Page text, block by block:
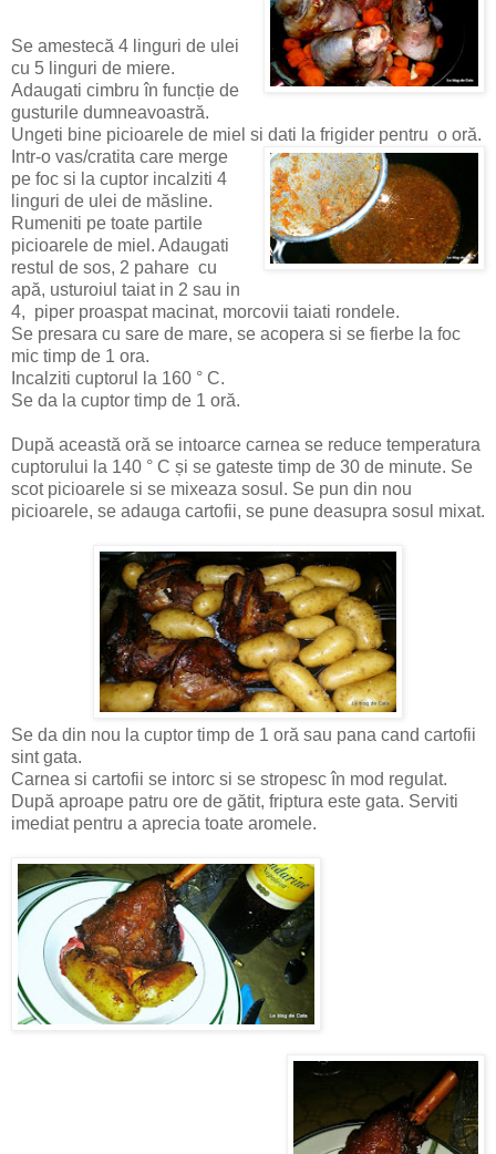
Se amestecă 4 linguri de ulei
cu 5 linguri de miere.
Adaugati cimbru în funcție de
gusturile dumneavoastră.
Ungeti bine picioarele de miel si dati la frigider pentru o oră.
Intr-o vas/cratita care merge
pe foc si la cuptor incalziti 4
linguri de ulei de măsline.
Rumeniti pe toate partile
picioarele de miel. Adaugati
restul de sos, 2 pahare cu
apă, usturoiul taiat in 2 sau in
4, piper proaspat macinat, morcovii taiati rondele.
Se presara cu sare de mare, se acopera si se fierbe la foc
mic timp de 1 ora.
Incalziti cuptorul la 160 ° C.
Se da la cuptor timp de 1 oră.
După această oră se intoarce carnea se reduce temperatura
cuptorului la 140 ° C și se gateste timp de 30 de minute. Se
scot picioarele si se mixeaza sosul. Se pun din nou
picioarele, se adauga cartofii, se pune deasupra sosul mixat.
Se da din nou la cuptor timp de 1 oră sau pana cand cartofii
sint gata.
Carnea si cartofii se intorc si se stropesc în mod regulat.
După aproape patru ore de gătit, friptura este gata. Serviti
imediat pentru a aprecia toate aromele.